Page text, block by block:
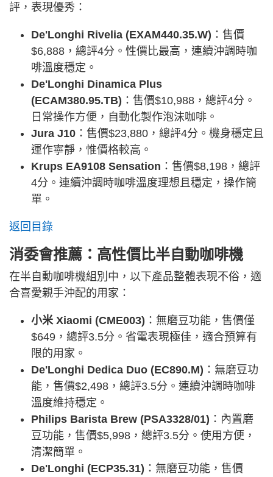
評，表現優秀：
De'Longhi Rivelia (EXAM440.35.W) ：售價
$6,888，總評4分。性價比最高，連續沖調時咖
啡溫度穩定。
De'Longhi Dinamica Plus
(ECAM380.95.TB) ：售價$10,988，總評4分。
日常操作方便，自動化製作泡沫咖啡。
Jura J10 ：售價$23,880，總評4分。機身穩定且
運作寧靜，惟價格較高。
Krups EA9108 Sensation ：售價$8,198，總評
4分。連續沖調時咖啡溫度理想且穩定，操作簡
單。
返回目錄
消委會推薦：高性價比半自動咖啡機
在半自動咖啡機組別中，以下產品整體表現不俗，適
合喜愛親手沖配的用家：
小米 Xiaomi (CME003) ：無磨豆功能，售價僅
$649，總評3.5分。省電表現極佳，適合預算有
限的用家。
De'Longhi Dedica Duo (EC890.M) ：無磨豆功
能，售價$2,498，總評3.5分。連續沖調時咖啡
溫度維持穩定。
Philips Barista Brew (PSA3328/01) ：內置磨
豆功能，售價$5,998，總評3.5分。使用方便，
清潔簡單。
De'Longhi (ECP35.31) ：無磨豆功能，售價